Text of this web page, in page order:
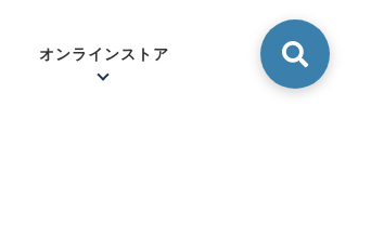
オンラインストア